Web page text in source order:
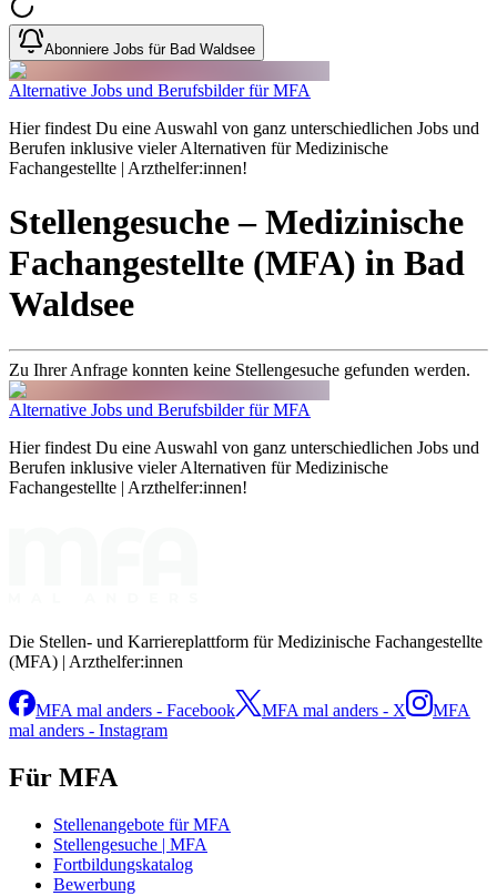
Abonniere Jobs für Bad Waldsee
Alternative Jobs und Berufsbilder für MFA
Hier findest Du eine Auswahl von ganz unterschiedlichen Jobs und
Berufen inklusive vieler Alternativen für Medizinische
Fachangestellte | Arzthelfer:innen!
Stellengesuche– Medizinische
Fachangestellte (MFA) in Bad
Waldsee
Zu Ihrer Anfrage konnten keine Stellengesuche gefunden werden.
Alternative Jobs und Berufsbilder für MFA
Hier findest Du eine Auswahl von ganz unterschiedlichen Jobs und
Berufen inklusive vieler Alternativen für Medizinische
Fachangestellte | Arzthelfer:innen!
Die Stellen- und Karriereplattform für Medizinische Fachangestellte
(MFA) | Arzthelfer:innen
MFA mal anders - Facebook MFA mal anders - X
MFA
mal anders - Instagram
Für MFA
Stellenangebote für MFA
Stellengesuche | MFA
Fortbildungskatalog
Bewerbung